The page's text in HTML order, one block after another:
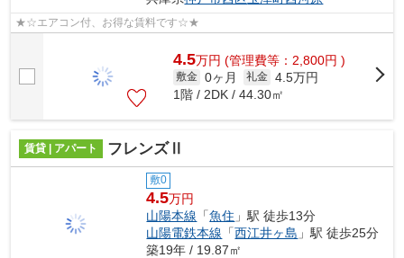
★☆エアコン付、お得な賃料です☆★
4.5万円 (管理費等：2,800円 )
敷金 0ヶ月 礼金 4.5万円
1階 / 2DK / 44.30㎡
賃貸 | アパート フレンズⅡ
敷0
4.5万円
山陽本線 「魚住 」駅 徒歩13分
山陽電鉄本線 「西江井ヶ島 」駅 徒歩25分
築19年 / 19.87㎡